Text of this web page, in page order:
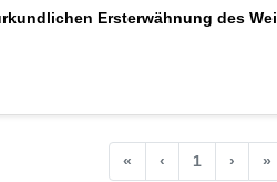
Ersterwähnung des
« ‹ 1 › »